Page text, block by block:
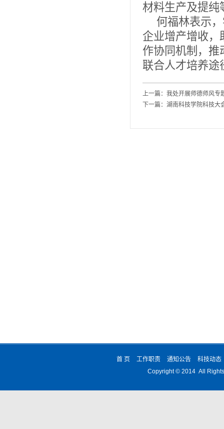
材料生产及提纯
何福林表示
企业增产增收，
作协同机制，推
联合人才培养途
上一篇： 我处开展师德师风专
下一篇： 湖南科技学院科技大
首 页 工作职责 通知公告
科技动态
Copyright © 2014 All